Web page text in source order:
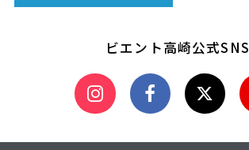
ビエント高崎公式SNS